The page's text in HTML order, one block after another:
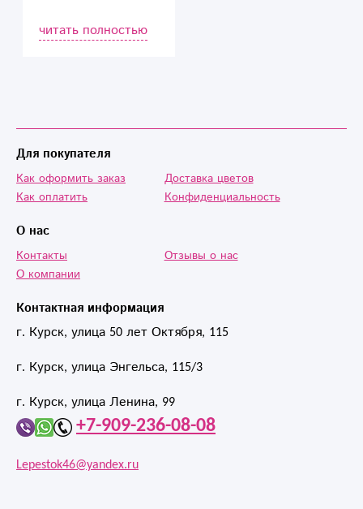
ОПЕРАТИВНУЮ
доставку!
читать полностью
Контактная информация
г. Курск, улица 50 лет Октября, 115
г. Курск, улица Энгельса, 115/3
г. Курск, улица Ленина, 99
+7-909-236-08-08
Lepestok46@yandex.ru
Для покупателя
Как оформить заказ
Как оплатить
Доставка цветов
Конфиденциальность
О нас
Контакты
О компании
Отзывы о нас